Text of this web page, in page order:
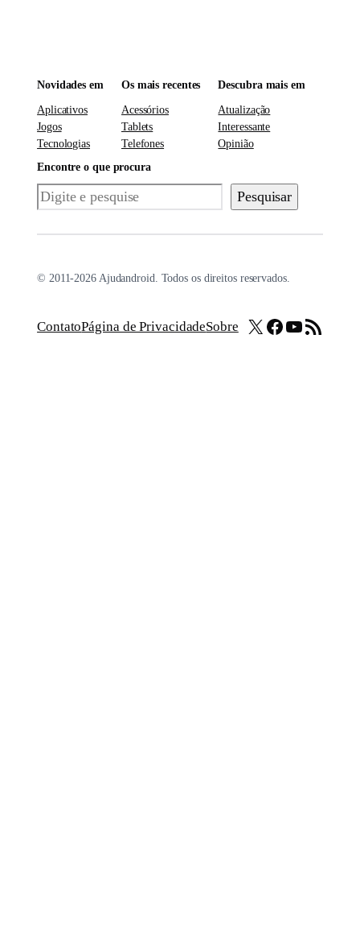
Novidades em
Aplicativos
Jogos
Tecnologias
Os mais recentes
Acessórios
Tablets
Telefones
Descubra mais em
Atualização
Interessante
Opinião
Encontre o que procura
Pesquisar Pesquisar
© 2011-2026 Ajudandroid. Todos os direitos reservados.
ContatoPágina de PrivacidadeSobre X Facebook
Youtube
Feed RSS